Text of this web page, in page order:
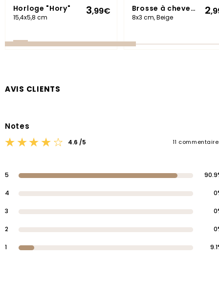
Horloge "Hory"
15,4x5,8 cm
3,99€ Brosse à cheveux enfant "Niami"
8x3 cm, Beige
2
AVIS CLIENTS
Notes
4.6 /5 11
5
4
3
2
1